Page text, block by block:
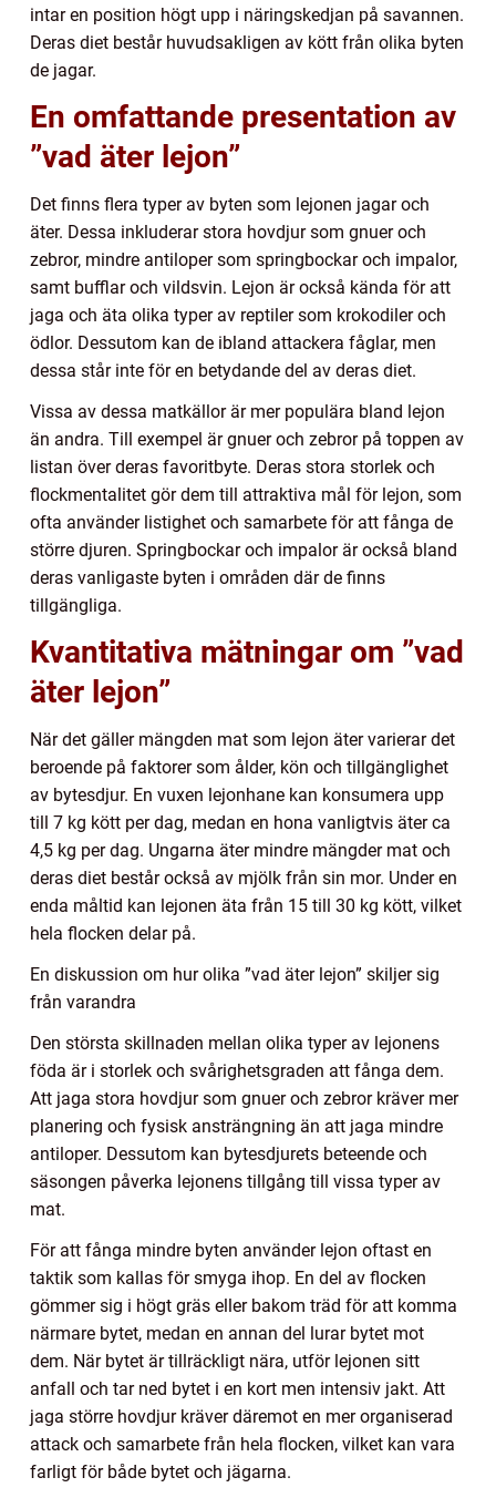
intar en position högt upp i näringskedjan på savannen.
Deras diet består huvudsakligen av kött från olika byten
de jagar.
En omfattande presentation av
”vad äter lejon”
Det finns flera typer av byten som lejonen jagar och
äter. Dessa inkluderar stora hovdjur som gnuer och
zebror, mindre antiloper som springbockar och impalor,
samt bufflar och vildsvin. Lejon är också kända för att
jaga och äta olika typer av reptiler som krokodiler och
ödlor. Dessutom kan de ibland attackera fåglar, men
dessa står inte för en betydande del av deras diet.
Vissa av dessa matkällor är mer populära bland lejon
än andra. Till exempel är gnuer och zebror på toppen av
listan över deras favoritbyte. Deras stora storlek och
flockmentalitet gör dem till attraktiva mål för lejon, som
ofta använder listighet och samarbete för att fånga de
större djuren. Springbockar och impalor är också bland
deras vanligaste byten i områden där de finns
tillgängliga.
Kvantitativa mätningar om ”vad
äter lejon”
När det gäller mängden mat som lejon äter varierar det
beroende på faktorer som ålder, kön och tillgänglighet
av bytesdjur. En vuxen lejonhane kan konsumera upp
till 7 kg kött per dag, medan en hona vanligtvis äter ca
4,5 kg per dag. Ungarna äter mindre mängder mat och
deras diet består också av mjölk från sin mor. Under en
enda måltid kan lejonen äta från 15 till 30 kg kött, vilket
hela flocken delar på.
En diskussion om hur olika ”vad äter lejon” skiljer sig
från varandra
Den största skillnaden mellan olika typer av lejonens
föda är i storlek och svårighetsgraden att fånga dem.
Att jaga stora hovdjur som gnuer och zebror kräver mer
planering och fysisk ansträngning än att jaga mindre
antiloper. Dessutom kan bytesdjurets beteende och
säsongen påverka lejonens tillgång till vissa typer av
mat.
För att fånga mindre byten använder lejon oftast en
taktik som kallas för smyga ihop. En del av flocken
gömmer sig i högt gräs eller bakom träd för att komma
närmare bytet, medan en annan del lurar bytet mot
dem. När bytet är tillräckligt nära, utför lejonen sitt
anfall och tar ned bytet i en kort men intensiv jakt. Att
jaga större hovdjur kräver däremot en mer organiserad
attack och samarbete från hela flocken, vilket kan vara
farligt för både bytet och jägarna.